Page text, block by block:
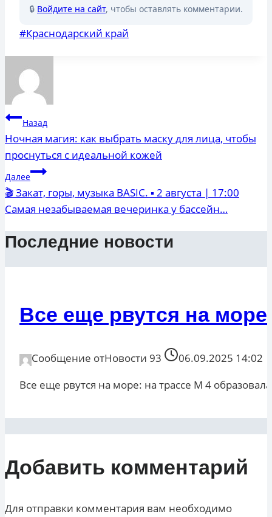
🔒 Войдите на сайт, чтобы оставлять комментарии.
Метки
#Краснодарский край
Навигация
по
записям
Назад
Ночная магия: как выбрать маску для лица, чтобы
проснуться с идеальной кожей
Далее
🎬 Закат, горы, музыка BASIC. ▪️ 2 августа | 17:00
Самая незабываемая вечеринка у бассейн…
Последние новости
Все еще рвутся на
Сообщение отНовости 93
06.09.2025 14:02
Все еще рвутся на море: на трассе М 4
Добавить комментарий
Для отправки комментария вам необходимо